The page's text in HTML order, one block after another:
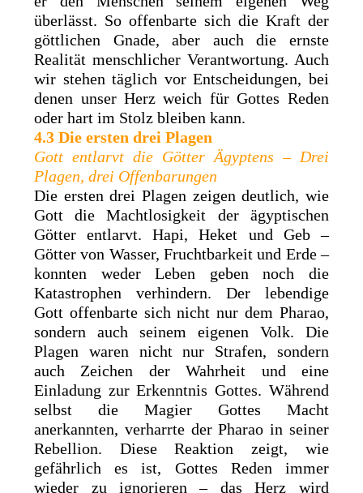
überlässt. So offenbarte sich die Kraft der
göttlichen Gnade, aber auch die ernste
Realität menschlicher Verantwortung. Auch
wir stehen täglich vor Entscheidungen, bei
denen unser Herz weich für Gottes Reden
oder hart im Stolz bleiben kann.
4.3 Die ersten drei Plagen
Gott entlarvt die Götter Ägyptens – Drei
Plagen, drei Offenbarungen
Die ersten drei Plagen zeigen deutlich, wie
Gott die Machtlosigkeit der ägyptischen
Götter entlarvt. Hapi, Heket und Geb –
Götter von Wasser, Fruchtbarkeit und Erde –
konnten weder Leben geben noch die
Katastrophen verhindern. Der lebendige
Gott offenbarte sich nicht nur dem Pharao,
sondern auch seinem eigenen Volk. Die
Plagen waren nicht nur Strafen, sondern
auch Zeichen der Wahrheit und eine
Einladung zur Erkenntnis Gottes. Während
selbst die Magier Gottes Macht
anerkannten, verharrte der Pharao in seiner
Rebellion. Diese Reaktion zeigt, wie
gefährlich es ist, Gottes Reden immer
wieder zu ignorieren – das Herz wird